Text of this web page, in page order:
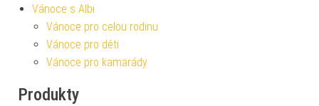
Vánoce s Albi
Vánoce pro celou rodinu
Vánoce pro děti
Vánoce pro kamarády
Produkty